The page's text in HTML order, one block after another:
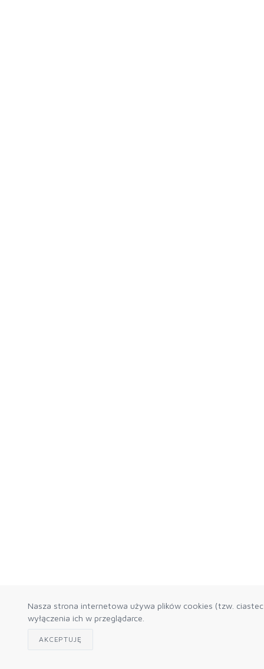
Nasza strona internetowa używa plików cookies (tzw.
wyłączenia ich w przeglądarce.
AKCEPTUJĘ